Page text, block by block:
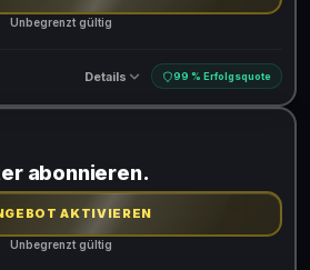
Unbegrenzt gültig
Details 99 % Erfolgsquote
Produkte
abonnieren.
AKTIVIEREN
Unbegrenzt gültig